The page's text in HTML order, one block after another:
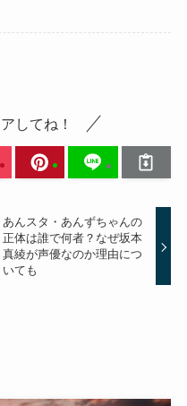
してね！
あんスタ・あんずちゃんの
正体は誰で何者？なぜ坂本
真綾が声優なのか理由につ
いても